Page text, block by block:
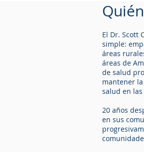
El Dr. Scott
simple:
áreas
áreas de
de salud
mantener
salud en
20 años
en sus